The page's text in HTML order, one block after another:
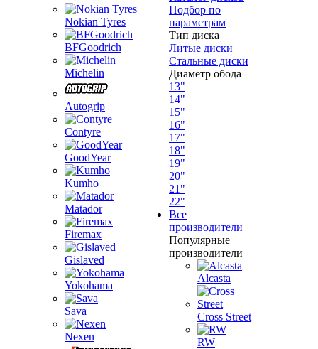
Nokian Tyres
BFGoodrich
Michelin
Autogrip
Contyre
GoodYear
Kumho
Matador
Firemax
Gislaved
Yokohama
Sava
Nexen
Подбор по
параметрам
Тип диска
Литые диски
Стальные диски
Диаметр обода
13"
14"
15"
16"
17"
18"
19"
20"
21"
22"
Все
производители
Популярные
производители
Alcasta
Cross Street
RW